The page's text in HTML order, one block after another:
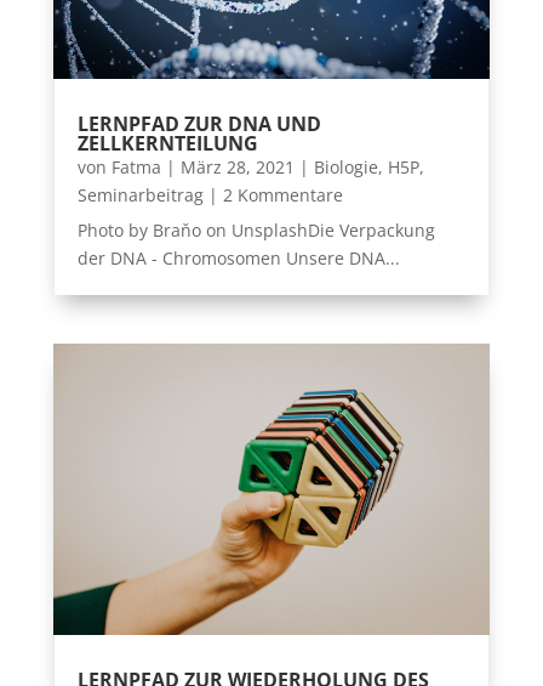
LERNPFAD ZUR DNA UND
ZELLKERNTEILUNG
von Fatma | März 28, 2021 | Biologie, H5P,
Seminarbeitrag| 2 Kommentare
Photo by Braňo on UnsplashDie Verpackung
der DNA - Chromosomen Unsere DNA...
LERNPFAD ZUR WIEDERHOLUNG DES